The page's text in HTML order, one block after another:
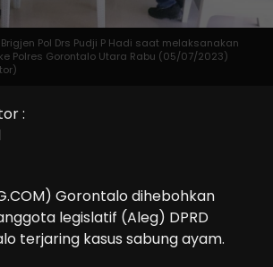
Pol Drs Pudji P Hadi saat melaksanakan
Polres Gorontalo Utara Rabu (05/07/2023)
:
Gorontalo dihebohkan
legislatif (Aleg) DPRD
terjaring kasus sabung ayam.